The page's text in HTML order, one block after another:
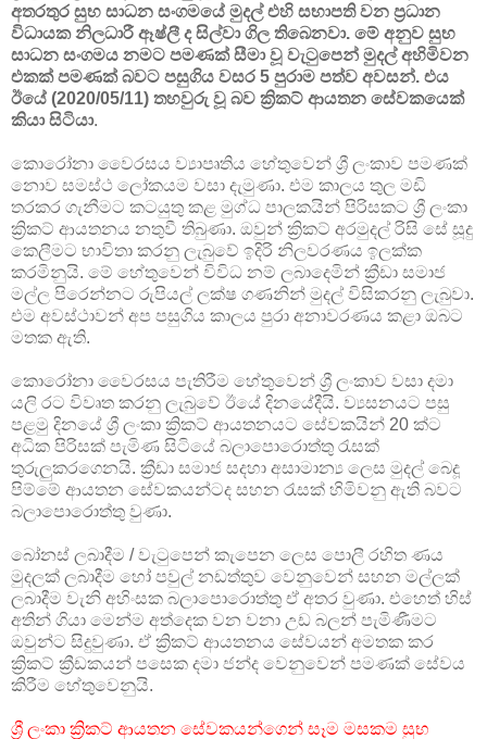
අතරතුර සුභ සාධන සංගමයේ මුදල් එහි සභාපති වන ප්‍රධාන
විධායක නිලධාරී ඈෂ්ලී ද සිල්වා ගිල තිබෙනවා. මේ අනුව සුභ
සාධන සංගමය නමට පමණක් සීමා වූ වැටුපෙන් මුදල් අහිමිවන
එකක් පමණක් බවට පසුගිය වසර 5 පුරාම පත්ව අවසන්. එය
ඊයේ (2020/05/11) තහවුරු වූ බව ක්‍රිකට් ආයතන සේවකයෙක්
කියා සිටියා.
කොරෝනා වෛරසය ව්‍යාපෘතිය හේතුවෙන් ශ්‍රී ලංකාව පමණක්
නොව සමස්ථ ලෝකයම වසා දැමුණා. එම කාලය තුල මඩි
තරකර ගැනීමට කටයුතු කළ මුග්ධ පාලකයින් පිරිසකට ශ්‍රී ලංකා
ක්‍රිකට් ආයතනය නතුවී තිබුණා. ඔවුන් ක්‍රිකට් අරමුදල් රිසි සේ සූදු
කෙලීමට භාවිතා කරනු ලැබුවේ ඉදිරි නිලවරණය ඉලක්ක
කරමිනුයි. මේ හේතුවෙන් විවිධ නම් ලබාදෙමින් ක්‍රීඩා සමාජ
මල්ල පිරෙන්නට රුපියල් ලක්ෂ ගණනින් මුදල් විසිකරනු ලැබුවා.
එම අවස්ථාවන් අප පසුගිය කාලය පුරා අනාවරණය කළා ඔබට
මතක ඇති.
කොරෝනා වෛරසය පැතිරීම හේතුවෙන් ශ්‍රී ලංකාව වසා දමා
යලි රට විවෘත කරනු ලැබුවේ ඊයේ දිනයේදීයි. ව්‍යසනයට පසු
පළමු දිනයේ ශ්‍රී ලංකා ක්‍රිකට් ආයතනයට සේවකයින් 20 ක්ට
අධික පිරිසක් පැමිණ සිටියේ බලාපොරොත්තු රැසක්
තුරුලුකරගෙනයි. ක්‍රීඩා සමාජ සදහා අසාමාන්‍ය ලෙස මුදල් බෙදූ
පිම්මේ ආයතන සේවකයන්ටද සහන රැසක් හිමිවනු ඇති බවට
බලාපොරොත්තු වුණා.
බෝනස් ලබාදීම / වැටුපෙන් කැපෙන ලෙස පොලී රහිත ණය
මුදලක් ලබාදීම හෝ පවුල් නඩත්තුව වෙනුවෙන් සහන මල්ලක්
ලබාදීම වැනි අහිංසක බලාපොරොත්තු ඒ අතර වුණා. එහෙත් හිස්
අතින් ගියා මෙන්ම අත්දෙක වන වනා උඩ බලන් පැමිණීමට
ඔවුන්ට සිදුවුණා. ඒ ක්‍රිකට් ආයතනය සේවයන් අමතක කර
ක්‍රිකට් ක්‍රීඩකයන් පසෙක දමා ජන්ද වෙනුවෙන් පමණක් සේවය
කිරීම හේතුවෙනුයි.
ශ්‍රී ලංකා ක්‍රිකට් ආයතන සේවකයන්ගෙන් සෑම මසකම සුභ